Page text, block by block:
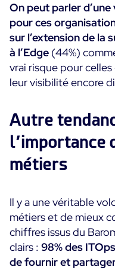
On peut parler
pour ces
sur l’extension de la
à l’Edge (44%)
vrai risque pour
leur visibilité encore
Autre
l’importance
métiers
Il y a une véritable
métiers et de mieux
chiffres issus du
clairs : 98% des
de fournir et